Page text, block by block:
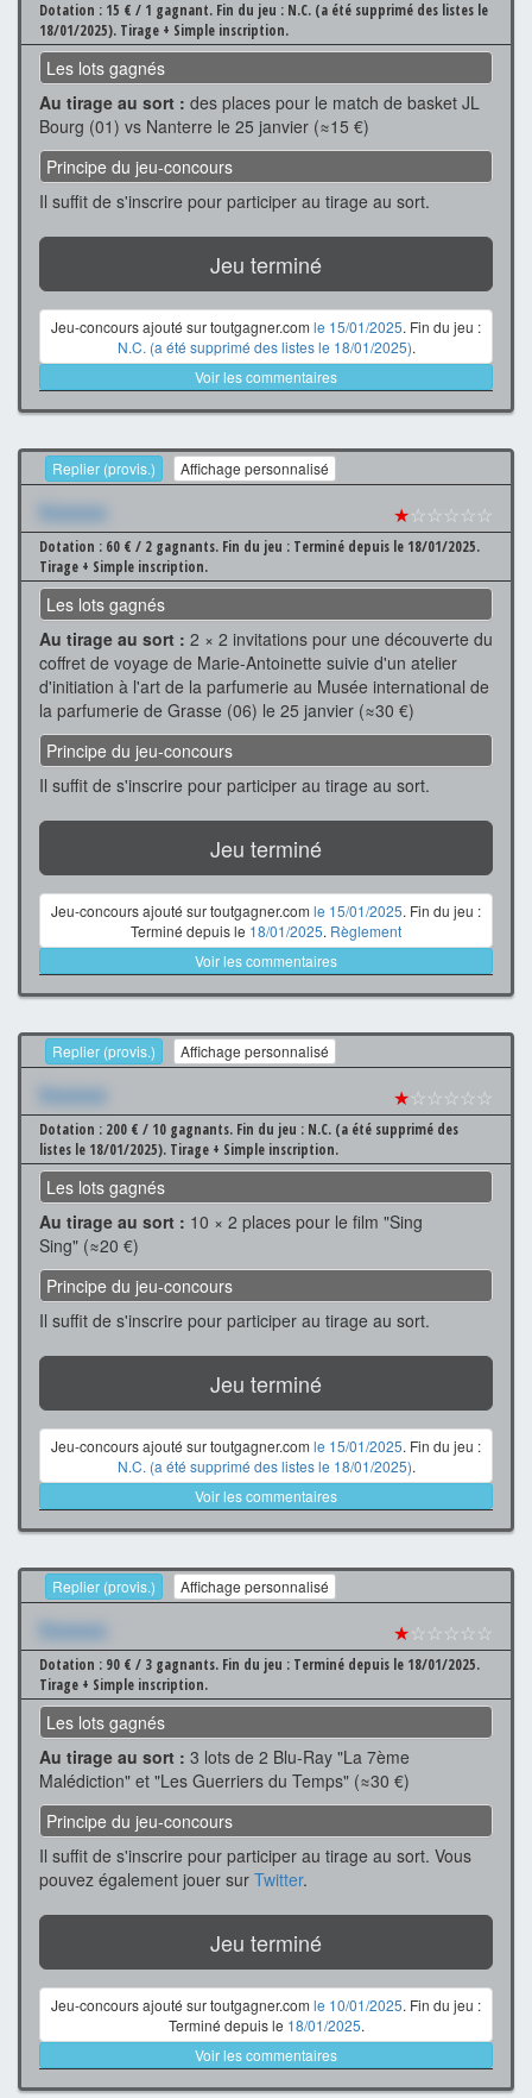
Dotation : 15 € / 1 gagnant. Fin du jeu : N.C. (a été supprimé des listes le
18/01/2025). Tirage + Simple inscription.
Les lots gagnés
Au tirage au sort : des places pour le match de basket JL
Bourg (01) vs Nanterre le 25 janvier (≈15 €)
Principe du jeu-concours
Il suffit de s'inscrire pour participer au tirage au sort.
Jeu terminé
Jeu-concours ajouté sur toutgagner.com le 15/01/2025. Fin du jeu :
N.C. (a été supprimé des listes le 18/01/2025).
Voir les commentaires
Replier (provis.) Affichage personnalisé
Xxxxxxx ★☆☆☆☆☆
Dotation : 60 € / 2 gagnants. Fin du jeu : Terminé depuis le 18/01/2025.
Tirage + Simple inscription.
Les lots gagnés
Au tirage au sort : 2 × 2 invitations pour une découverte du
coffret de voyage de Marie-Antoinette suivie d'un atelier
d'initiation à l'art de la parfumerie au Musée international de
la parfumerie de Grasse (06) le 25 janvier (≈30 €)
Principe du jeu-concours
Il suffit de s'inscrire pour participer au tirage au sort.
Jeu terminé
Jeu-concours ajouté sur toutgagner.com le 15/01/2025. Fin du jeu :
Terminé depuis le 18/01/2025. Règlement
Voir les commentaires
Replier (provis.) Affichage personnalisé
Xxxxxxx ★☆☆☆☆☆
Dotation : 200 € / 10 gagnants. Fin du jeu : N.C. (a été supprimé des
listes le 18/01/2025). Tirage + Simple inscription.
Les lots gagnés
Au tirage au sort : 10 × 2 places pour le film "Sing
Sing" (≈20 €)
Principe du jeu-concours
Il suffit de s'inscrire pour participer au tirage au sort.
Jeu terminé
Jeu-concours ajouté sur toutgagner.com le 15/01/2025. Fin du jeu :
N.C. (a été supprimé des listes le 18/01/2025).
Voir les commentaires
Replier (provis.) Affichage personnalisé
Xxxxxxx ★☆☆☆☆☆
Dotation : 90 € / 3 gagnants. Fin du jeu : Terminé depuis le 18/01/2025.
Tirage + Simple inscription.
Les lots gagnés
Au tirage au sort : 3 lots de 2 Blu-Ray "La 7ème
Malédiction" et "Les Guerriers du Temps" (≈30 €)
Principe du jeu-concours
Il suffit de s'inscrire pour participer au tirage au sort. Vous
pouvez également jouer sur Twitter.
Jeu terminé
Jeu-concours ajouté sur toutgagner.com le 10/01/2025. Fin du jeu :
Terminé depuis le 18/01/2025.
Voir les commentaires